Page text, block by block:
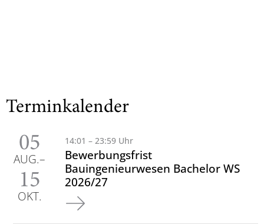
Terminkalender
05
AUG.
15
OKT.
14:01 – 23:59 Uhr
Bewerbungsfrist
Bauingenieurwesen Bachelor WS
2026/27